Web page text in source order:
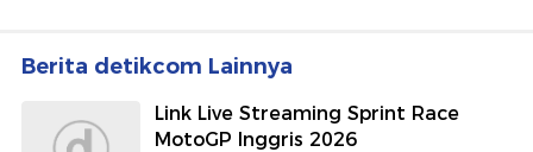
Berita detikcom Lainnya
Link Live Streaming Sprint Race
MotoGP Inggris 2026